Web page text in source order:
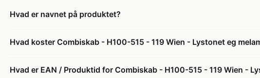
Hvad er navnet på produktet?
Hvad koster Combiskab - H100-515 - 119 Wien - Lystonet eg
Hvad er EAN / Produktid for Combiskab - H100-515 - 119 Wien -